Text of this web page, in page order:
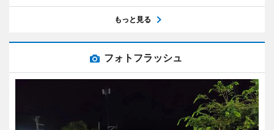
もっと見る
フォトフラッシュ